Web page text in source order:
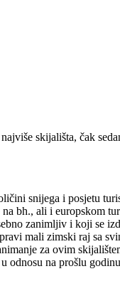
skijališta, čak
snijega i posjetu
bh., ali i europskom
zanimljiv i koji se
mali zimski raj sa
za ovim
odnosu na prošlu